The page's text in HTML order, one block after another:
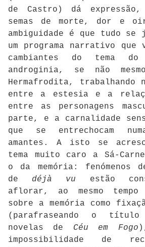
de Castro) dá
semas de morte, dor e
ambiguidade é que tudo se
um programa narrativo que
cambiantes do tema
androginia, se não
Hermafrodita, trabalhando
entre a estesia e a
entre as personagens
parte, e a carnalidade
que se entrechocam
amantes. A isto se
tema muito caro a Sá-
o da memória: fenómenos
de déjà vu estão
aflorar, ao mesmo
sobre a memória como
(parafraseando o
novelas de Céu em Fogo
impossibilidade de